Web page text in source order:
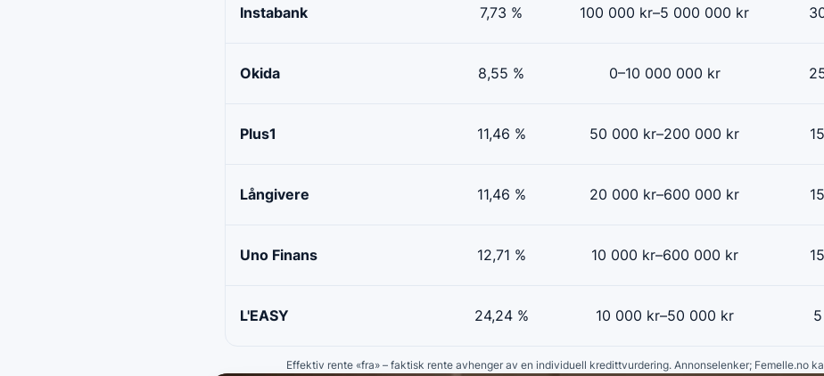
Instabank 7,73 % 100 000 kr–5 000 000 kr
Okida 8,55 % 0–10 000 000 kr
Plus1 11,46 % 50 000 kr–200 000 kr
Långivere 11,46 % 20 000 kr–600 000 kr
Uno Finans 12,71 % 10 000 kr–600 000 kr
L'EASY 24,24 % 10 000 kr–50 000 kr
Effektiv rente «fra» – faktisk rente avhenger av en individuell kredittvurdering. Annonselenker; Femelle.no